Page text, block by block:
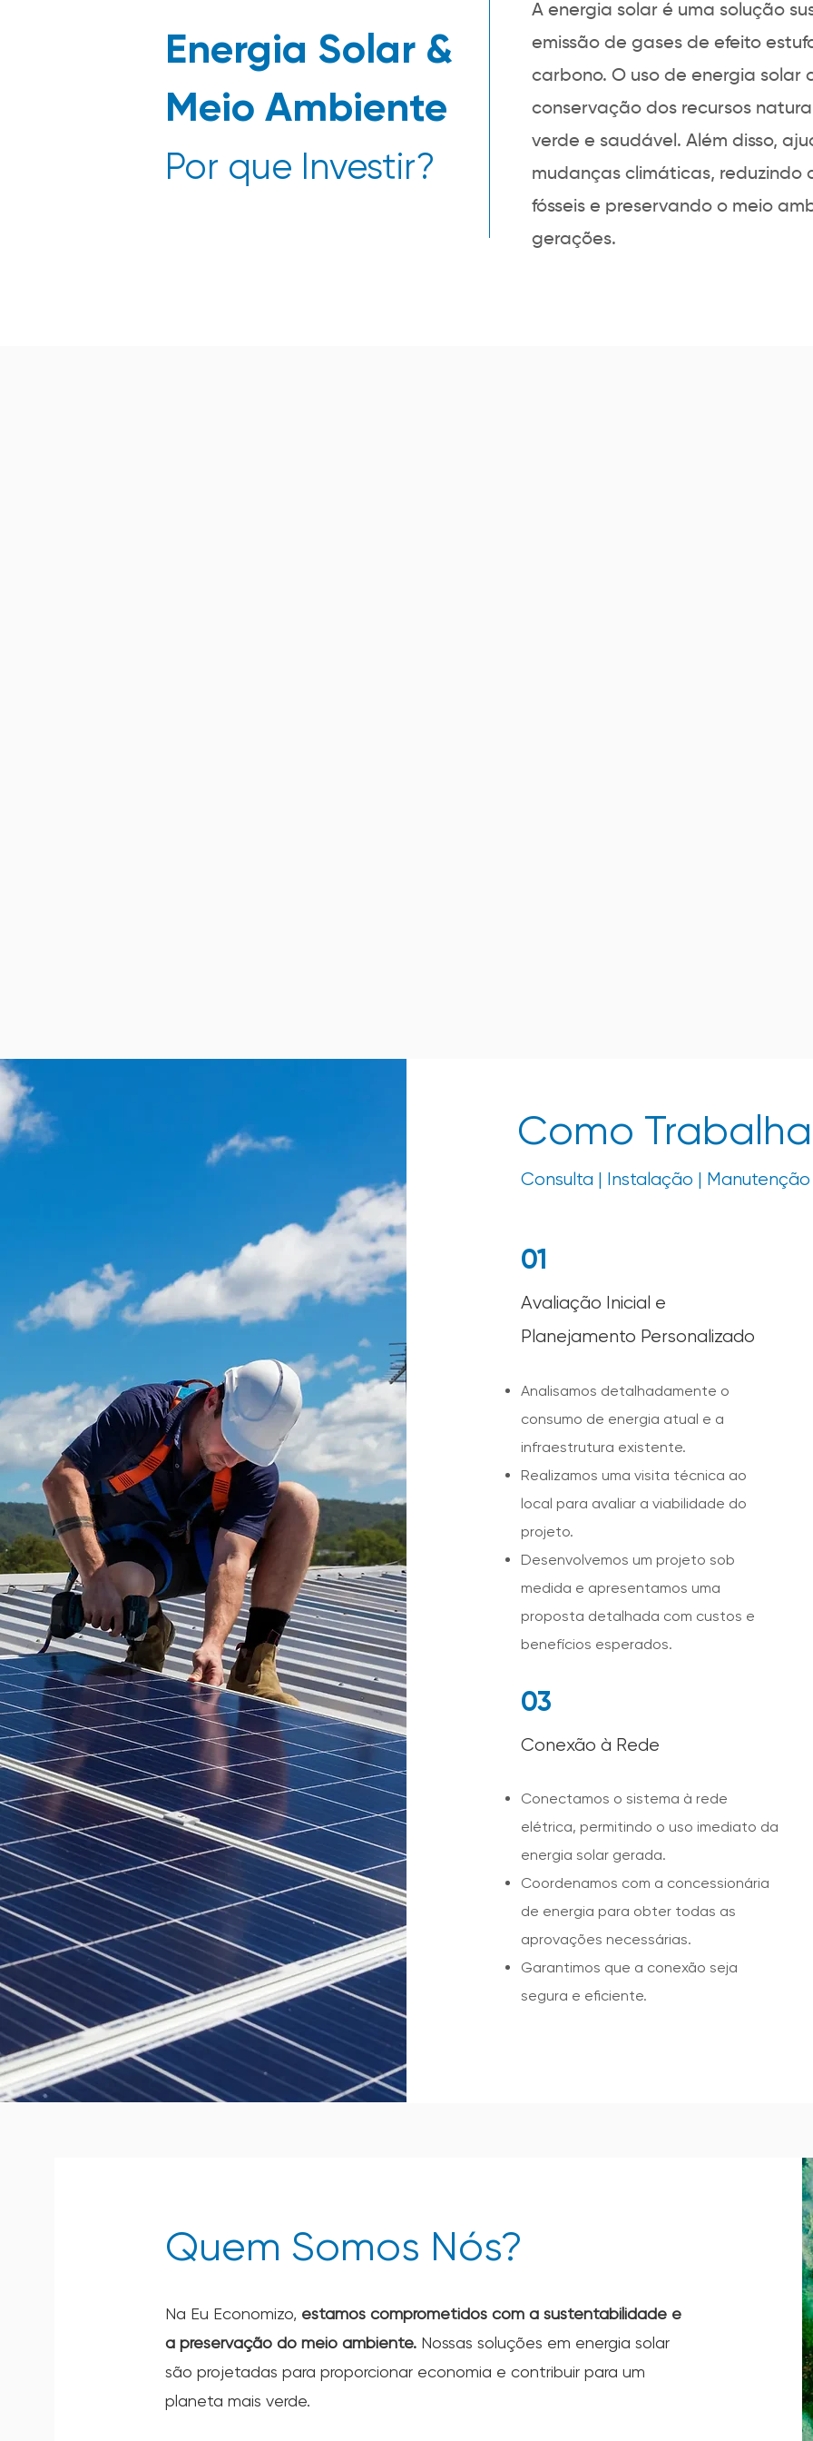
Energia Solar &
Meio Ambiente
Por que Investir?
A energia solar é uma solução
emissão de gases de efeito
carbono. O uso de energia solar
conservação dos recursos
verde e saudável. Além disso,
mudanças climáticas,
fósseis e preservando o meio
gerações.
Como
Consulta | Instalação | Manutenção
01
Avaliação Inicial e
Planejamento Personalizado
Analisamos detalhadamente o
consumo de energia atual e a
infraestrutura existente.
Realizamos uma visita técnica ao
local para avaliar a viabilidade do
projeto.
Desenvolvemos um projeto sob
medida e apresentamos uma
proposta detalhada com custos e
benefícios esperados.
03
Conexão à Rede
Conectamos o sistema à rede
elétrica, permitindo o uso imediato da
energia solar gerada.
Coordenamos com a concessionária
de energia para obter todas as
aprovações necessárias.
Garantimos que a conexão seja
segura e eficiente.
Quem Somos Nós?
Na Eu Economizo, estamos comprometidos com a sustentabilidade e
a preservação do meio ambiente.Nossas soluções em energia solar
são projetadas para proporcionar economia e contribuir para um
planeta mais verde.